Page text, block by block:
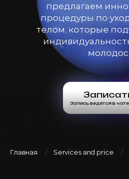
предлагаем
процедуры по
телом, которые
Запись ведется в
Главная Services and price